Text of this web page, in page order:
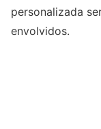
personalizada
envolvidos.